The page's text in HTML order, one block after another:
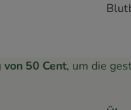
50 Cent, um die